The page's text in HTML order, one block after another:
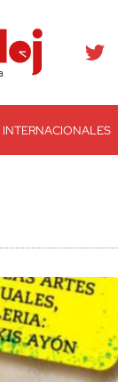
INTERNACIONALES